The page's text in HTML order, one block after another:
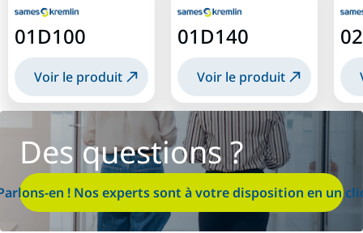
01D100
Voir le produit
01D140
Voir le produit
Des questions ?
en ! Nos experts sont à votre disposition en un